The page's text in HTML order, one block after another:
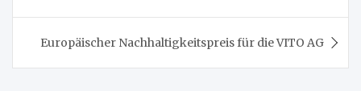
Europäischer Nachhaltigkeitspreis für die VITO AG